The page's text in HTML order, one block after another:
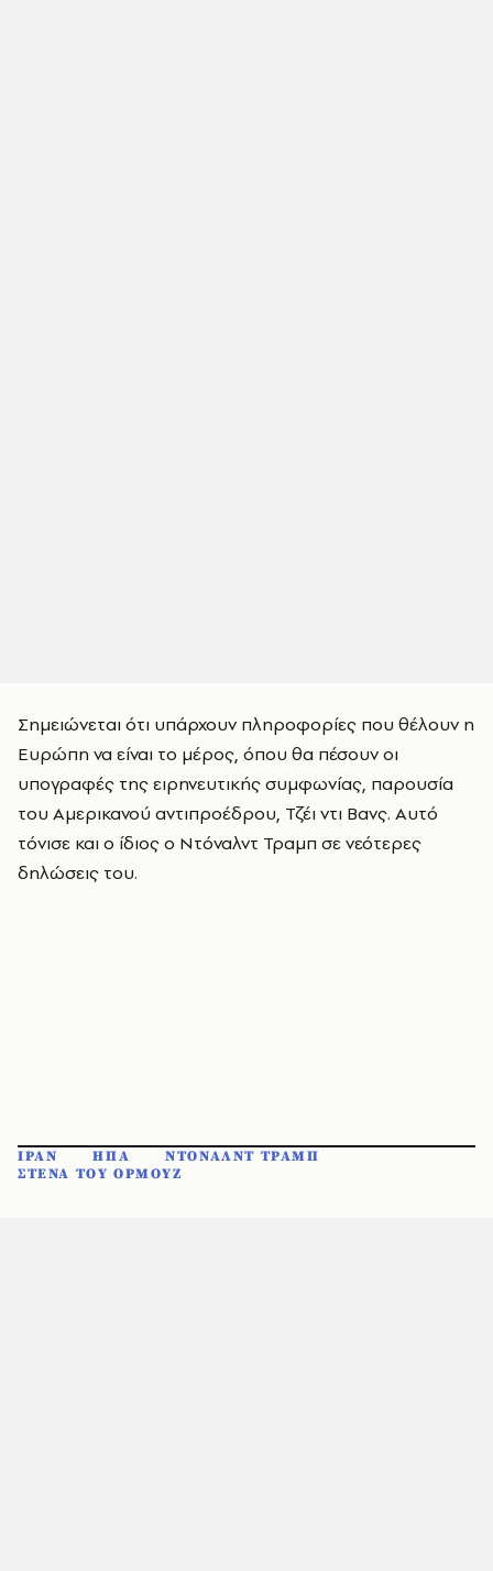
Σημειώνεται ότι υπάρχουν πληροφορίες που θέλουν η
Ευρώπη να είναι το μέρος, όπου θα πέσουν οι
υπογραφές της ειρηνευτικής συμφωνίας, παρουσία
του Αμερικανού αντιπροέδρου, Τζέι ντι Βανς. Αυτό
τόνισε και ο ίδιος ο Ντόναλντ Τραμπ σε νεότερες
δηλώσεις του.
ΙΡΑΝ ΗΠΑ
ΝΤΟΝΑΛΝΤ ΤΡΑΜΠ
ΣΤΕΝΑ ΤΟΥ ΟΡΜΟΥΖ